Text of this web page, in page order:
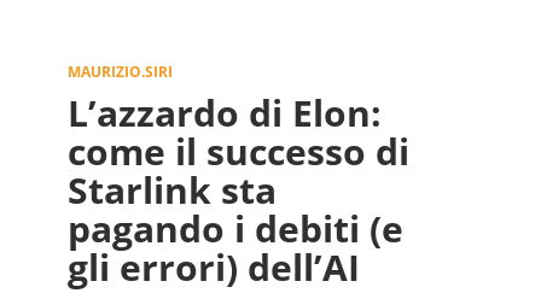
MAURIZIO.SIRI
L’azzardo di Elon:
come il successo di
Starlink sta
pagando i debiti (e
gli errori) dell’AI